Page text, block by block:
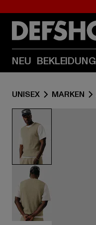
NEU BEKLEIDUNG
UNISEX MARKEN